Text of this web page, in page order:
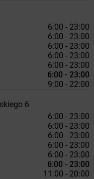
6:00 - 23:00
6:00 - 23:00
6:00 - 23:00
6:00 - 23:00
6:00 - 23:00
6:00 - 23:00
9:00 - 22:00
6
6:00 - 23:00
6:00 - 23:00
6:00 - 23:00
6:00 - 23:00
6:00 - 23:00
6:00 - 23:00
11:00 - 20:00